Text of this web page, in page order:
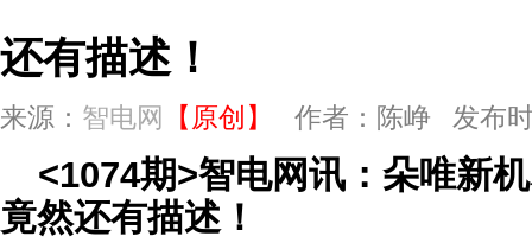
还有描述！
来源： 智电网 【原创】 作者：陈峥 发布
<1074期>智电网讯：朵唯新
竟然还有描述！